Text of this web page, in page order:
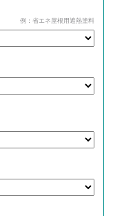
例：省エネ屋根用遮熱塗料